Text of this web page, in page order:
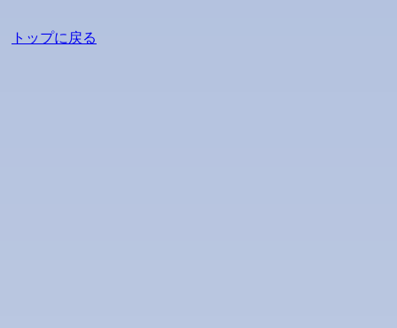
トップに戻る